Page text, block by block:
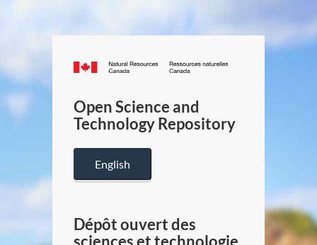
Canada.ca
/
Canada
Open Science and
Technology Repository
English
Dépôt ouvert des
sciences et technologie